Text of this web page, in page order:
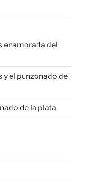
enamorada del
y el punzonado de
de la plata